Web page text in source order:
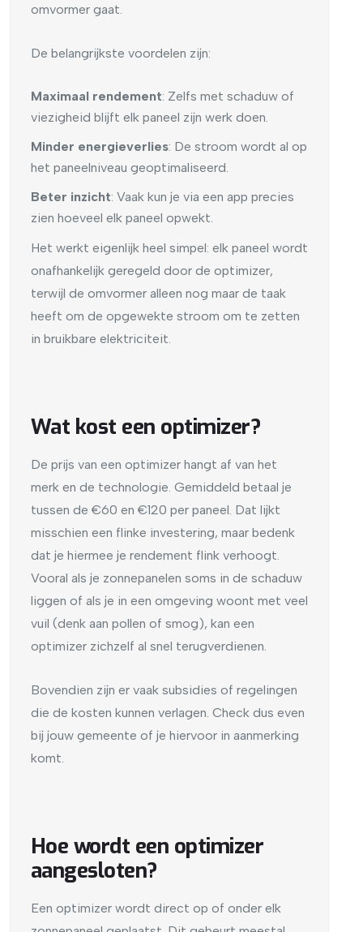
omvormer gaat.
De belangrijkste voordelen zijn:
Maximaal rendement: Zelfs met schaduw of
viezigheid blijft elk paneel zijn werk doen.
Minder energieverlies: De stroom wordt al op
het paneelniveau geoptimaliseerd.
Beter inzicht: Vaak kun je via een app precies
zien hoeveel elk paneel opwekt.
Het werkt eigenlijk heel simpel: elk paneel wordt
onafhankelijk geregeld door de optimizer,
terwijl de omvormer alleen nog maar de taak
heeft om de opgewekte stroom om te zetten
in bruikbare elektriciteit.
Wat kost een optimizer?
De prijs van een optimizer hangt af van het
merk en de technologie. Gemiddeld betaal je
tussen de €60 en €120 per paneel. Dat lijkt
misschien een flinke investering, maar bedenk
dat je hiermee je rendement flink verhoogt.
Vooral als je zonnepanelen soms in de schaduw
liggen of als je in een omgeving woont met veel
vuil (denk aan pollen of smog), kan een
optimizer zichzelf al snel terugverdienen.
Bovendien zijn er vaak subsidies of regelingen
die de kosten kunnen verlagen. Check dus even
bij jouw gemeente of je hiervoor in aanmerking
komt.
Hoe wordt een optimizer
aangesloten?
Een optimizer wordt direct op of onder elk